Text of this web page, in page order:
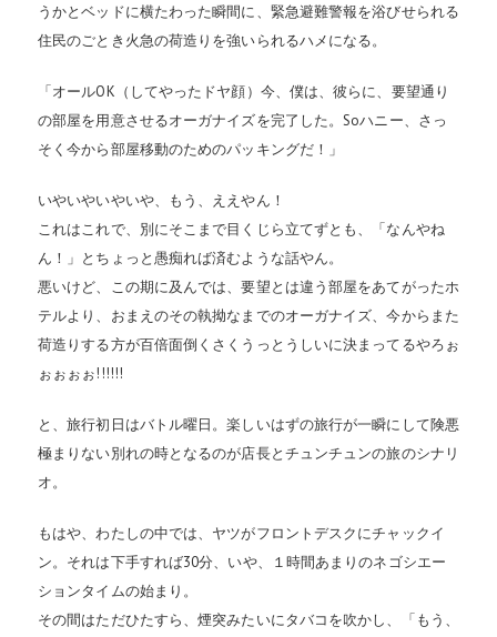
うかとベッドに横たわった瞬間に、緊急避難警報を浴びせられる
住民のごとき火急の荷造りを強いられるハメになる。
「オールOK（してやったドヤ顔）今、僕は、彼らに、要望通り
の部屋を用意させるオーガナイズを完了した。Soハニー、さっ
そく今から部屋移動のためのパッキングだ！」
いやいやいやいや、もう、ええやん！
これはこれで、別にそこまで目くじら立てずとも、「なんやね
ん！」とちょっと愚痴れば済むような話やん。
悪いけど、この期に及んでは、要望とは違う部屋をあてがったホ
テルより、おまえのその執拗なまでのオーガナイズ、今からまた
荷造りする方が百倍面倒くさくうっとうしいに決まってるやろぉ
ぉぉぉぉ!!!!!!
と、旅行初日はバトル曜日。楽しいはずの旅行が一瞬にして険悪
極まりない別れの時となるのが店長とチュンチュンの旅のシナリ
オ。
もはや、わたしの中では、ヤツがフロントデスクにチャックイ
ン。それは下手すれば30分、いや、１時間あまりのネゴシエー
ションタイムの始まり。
その間はただひたすら、煙突みたいにタバコを吹かし、「もう、